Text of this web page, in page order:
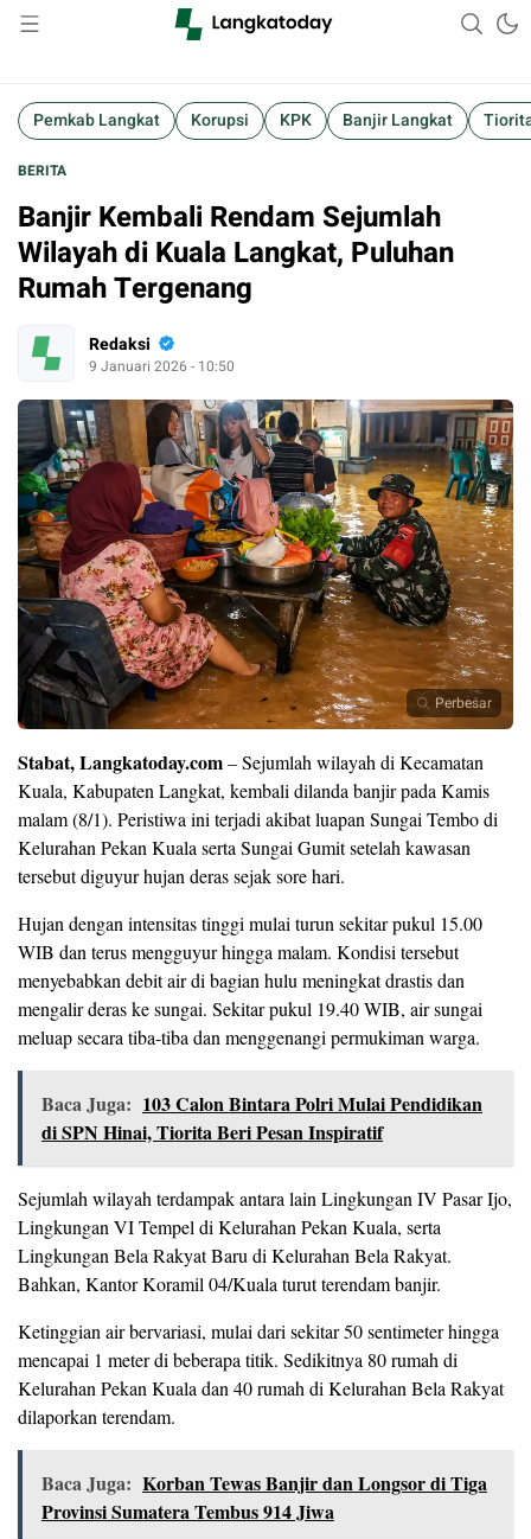
Langkatoday.com
Suara Lokal, Informasi Global
Pemkab Langkat Korupsi KPK Banjir Langkat
BERITA
Banjir Kembali Rendam Sejumlah
Wilayah di Kuala Langkat, Puluhan
Rumah Tergenang
Redaksi
9 Januari 2026 - 10:50
Perbesar
Stabat, Langkatoday.com– Sejumlah wilayah di Kecamatan
Kuala, Kabupaten Langkat, kembali dilanda banjir pada Kamis
malam (8/1). Peristiwa ini terjadi akibat luapan Sungai Tembo di
Kelurahan Pekan Kuala serta Sungai Gumit setelah kawasan
tersebut diguyur hujan deras sejak sore hari.
Hujan dengan intensitas tinggi mulai turun sekitar pukul 15.00
WIB dan terus mengguyur hingga malam. Kondisi tersebut
menyebabkan debit air di bagian hulu meningkat drastis dan
mengalir deras ke sungai. Sekitar pukul 19.40 WIB, air sungai
meluap secara tiba-tiba dan menggenangi permukiman warga.
Baca Juga: 103 Calon Bintara Polri Mulai Pendidikan
di SPN Hinai, Tiorita Beri Pesan Inspiratif
Sejumlah wilayah terdampak antara lain Lingkungan IV Pasar Ijo,
Lingkungan VI Tempel di Kelurahan Pekan Kuala, serta
Lingkungan Bela Rakyat Baru di Kelurahan Bela Rakyat.
Bahkan, Kantor Koramil 04/Kuala turut terendam banjir.
Ketinggian air bervariasi, mulai dari sekitar 50 sentimeter hingga
mencapai 1 meter di beberapa titik. Sedikitnya 80 rumah di
Kelurahan Pekan Kuala dan 40 rumah di Kelurahan Bela Rakyat
dilaporkan terendam.
Baca Juga: Korban Tewas Banjir dan Longsor di Tiga
Provinsi Sumatera Tembus 914 Jiwa